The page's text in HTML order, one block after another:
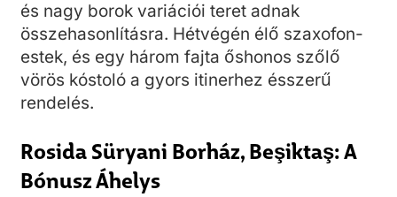
és nagy borok variációi teret adnak
összehasonlításra. Hétvégén élő szaxofon-
estek, és egy három fajta őshonos szőlő
vörös kóstoló a gyors itinerhez ésszerű
rendelés.
Rosida Süryani Borház, Beşiktaş: A
Bónusz Áhelys